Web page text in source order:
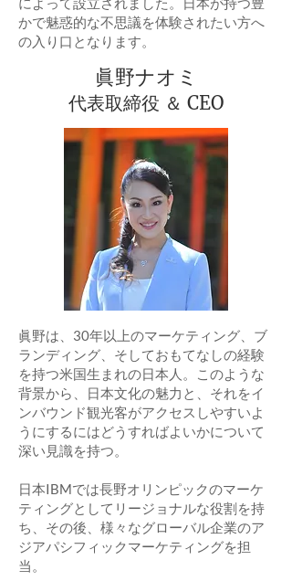
かで魅惑的な不思議を体験されたい方へ
の入り口となります。
眞野ナオミ
代表取締役 ＆ CEO
眞野は、30年以上のマーケティング、ブ
ランディング、そしておもてなしの経験
を持つ米国生まれの日本人。このような
背景から、日本文化の魅力と、それをイ
ンバウンド観光客がアクセスしやすいよ
うにするにはどうすればよいかについて
深い見識を持つ。
日本IBMでは長野オリンピックのマーケ
ティングとしてリージョナルな役割を持
ち、その後、様々なグローバル企業のア
ジアパシフィックマーケティングを担
当。